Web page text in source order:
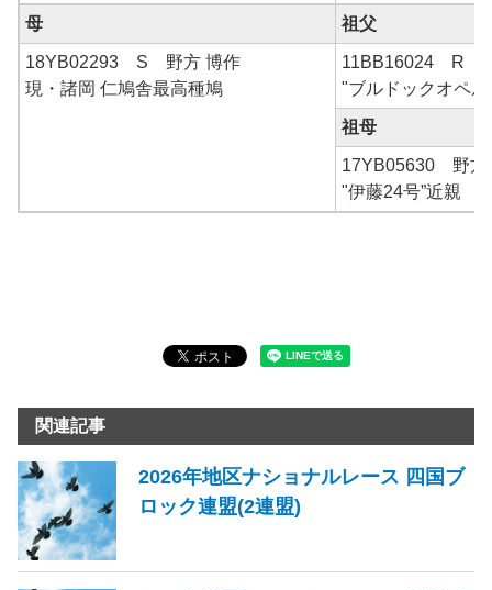
母 祖父
18YB02293 S 野方 博作
現・諸岡 仁鳩舎最高種鳩
11BB16024 R
"ブルドックオペル
祖母
17YB05630 野方
"伊藤24号”近親
関連記事
2026年地区ナショナルレース 四国ブ
ロック連盟(2連盟)